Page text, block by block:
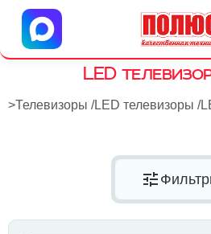
Центр бытовой
г. Ульяновск, ул.
LED
>Телевизоры /LED телевизоры /
tune